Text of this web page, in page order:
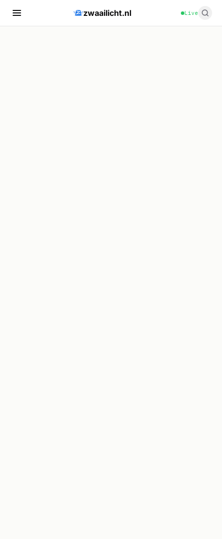
zwaailicht.nl Live